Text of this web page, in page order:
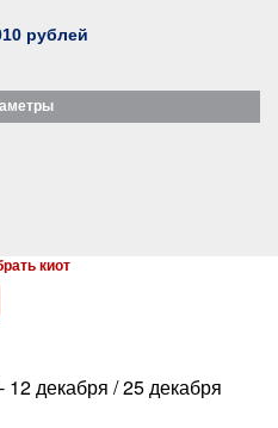
рублей
киот
декабря / 25 декабря